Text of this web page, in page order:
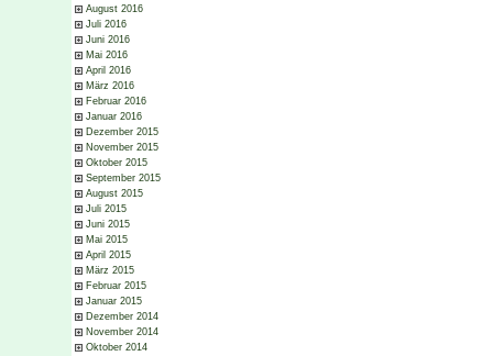
August 2016
Juli 2016
Juni 2016
Mai 2016
April 2016
März 2016
Februar 2016
Januar 2016
Dezember 2015
November 2015
Oktober 2015
September 2015
August 2015
Juli 2015
Juni 2015
Mai 2015
April 2015
März 2015
Februar 2015
Januar 2015
Dezember 2014
November 2014
Oktober 2014